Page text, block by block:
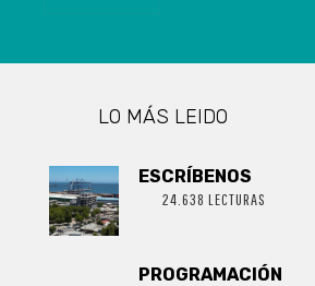
LO MÁS LEIDO
ESCRÍBENOS
24.638 LECTURAS
PROGRAMACIÓN